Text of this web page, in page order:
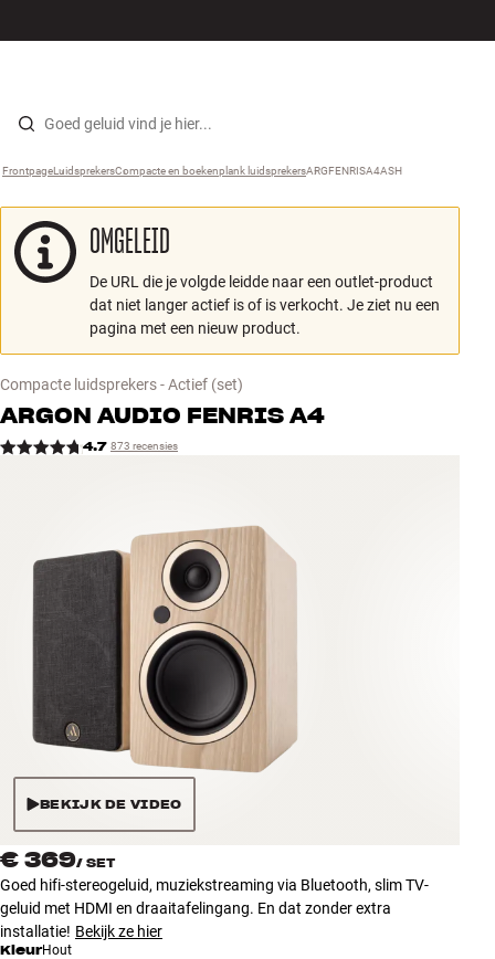
Skip to content
Luidsprekers
Koptelefoons
Surround
Tv
Systeem
Kabels
INSPIRATIE
MERKEN
NIEUW
AANBIEDINGEN
Winkels
Klantenservice
Bouw met geluid
Frontpage ›
Luidsprekers ›
Compacte en boekenplank luidsprekers ›
ARGFENRISA4ASH
OMGELEID
De URL die je volgde leidde naar een outlet-product
dat niet langer actief is of is verkocht. Je ziet nu een
pagina met een nieuw product.
Compacte luidsprekers - Actief (set)
ARGON AUDIO FENRIS A4
4.7 873 recensies
BEKIJK DE VIDEO
€ 369/ SET
Goed hifi-stereogeluid, muziekstreaming via Bluetooth, slim TV-
geluid met HDMI en draaitafelingang. En dat zonder extra
installatie! Bekijk ze hier
KleurHout